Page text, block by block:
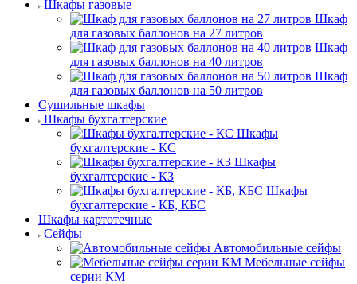
Шкафы газовые
Шкаф
для газовых баллонов на 27 литров
Шкаф
для газовых баллонов на 40 литров
Шкаф
для газовых баллонов на 50 литров
Сушильные шкафы
Шкафы бухгалтерские
Шкафы
бухгалтерские - КС
Шкафы
бухгалтерские - КЗ
Шкафы
бухгалтерские - КБ, КБС
Шкафы картотечные
Сейфы
Автомобильные сейфы
Мебельные сейфы
серии КМ